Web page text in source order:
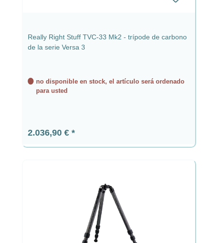
Really Right Stuff TVC-33 Mk2 - trípode de carbono
de la serie Versa 3
no disponible en stock, el artículo será ordenado
para usted
Precio normal:
2.036,90 €